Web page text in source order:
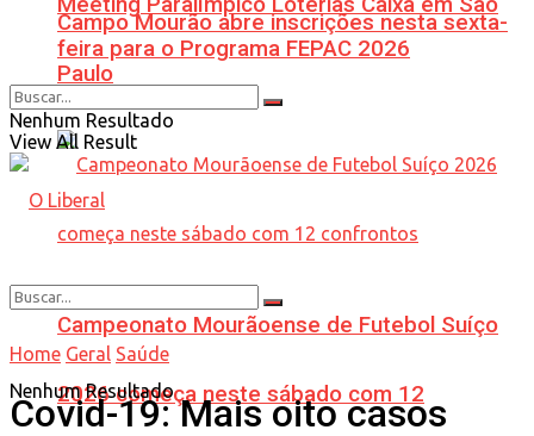
Paulo
Campeonato Mourãoense de Futebol Suíço
2026 começa neste sábado com 12
Campo Mourão abre inscrições nesta sexta-
feira para o Programa FEPAC 2026
Nenhum Resultado
View All Result
Nenhum Resultado
Home Geral Saúde
Covid-19: Mais oito casos